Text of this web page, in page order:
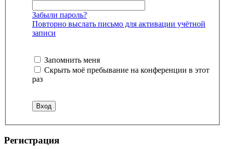
Забыли пароль?
Повторно выслать письмо для активации учётной
записи
Запомнить меня
Скрыть моё пребывание на конференции в этот
раз
Регистрация